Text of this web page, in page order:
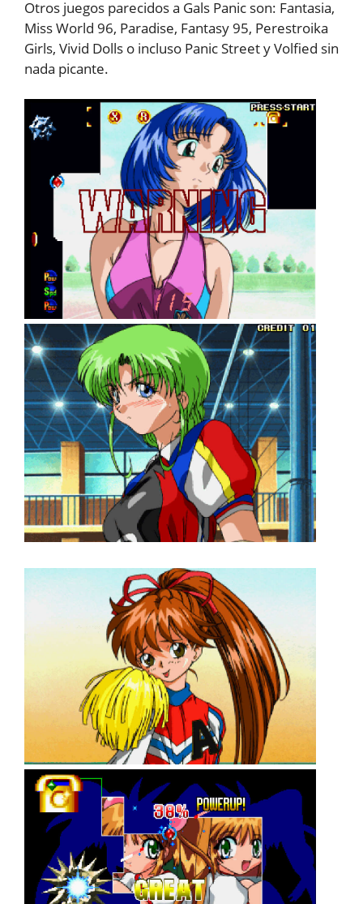
Otros juegos parecidos a Gals Panic son: Fantasia,
Miss World 96, Paradise, Fantasy 95, Perestroika
Girls, Vivid Dolls o incluso Panic Street y Volfied sin
nada picante.